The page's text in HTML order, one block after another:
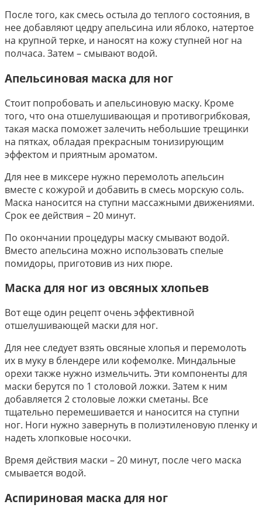
После того, как смесь остыла до теплого состояния, в
нее добавляют цедру апельсина или яблоко, натертое
на крупной терке, и наносят на кожу ступней ног на
полчаса. Затем – смывают водой.
Апельсиновая маска для ног
Стоит попробовать и апельсиновую маску. Кроме
того, что она отшелушивающая и противогрибковая,
такая маска поможет залечить небольшие трещинки
на пятках, обладая прекрасным тонизирующим
эффектом и приятным ароматом.
Для нее в миксере нужно перемолоть апельсин
вместе с кожурой и добавить в смесь морскую соль.
Маска наносится на ступни массажными движениями.
Срок ее действия – 20 минут.
По окончании процедуры маску смывают водой.
Вместо апельсина можно использовать спелые
помидоры, приготовив из них пюре.
Маска для ног из овсяных хлопьев
Вот еще один рецепт очень эффективной
отшелушивающей маски для ног.
Для нее следует взять овсяные хлопья и перемолоть
их в муку в блендере или кофемолке. Миндальные
орехи также нужно измельчить. Эти компоненты для
маски берутся по 1 столовой ложки. Затем к ним
добавляется 2 столовые ложки сметаны. Все
тщательно перемешивается и наносится на ступни
ног. Ноги нужно завернуть в полиэтиленовую пленку и
надеть хлопковые носочки.
Время действия маски – 20 минут, после чего маска
смывается водой.
Аспириновая маска для ног